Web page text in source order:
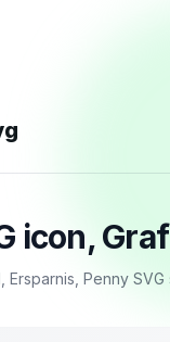
icon,
Ersparnis, Penny SVG